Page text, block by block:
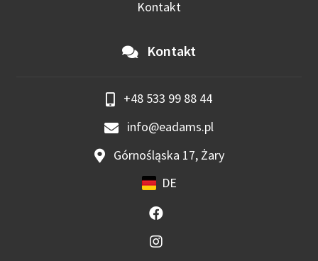
Kontakt
Kontakt
+48 533 99 88 44
info@eadams.pl
Górnośląska 17, Żary
DE